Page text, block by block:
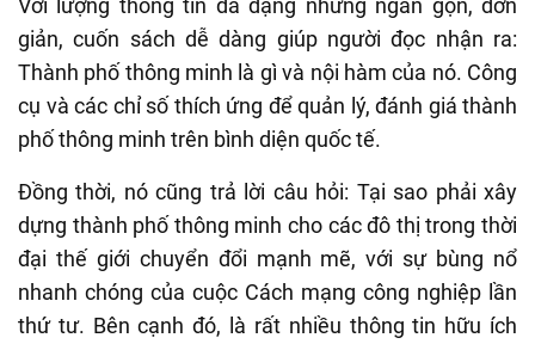
giản, cuốn sách dễ dàng giúp người đọc nhận ra:
Thành phố thông minh là gì và nội hàm của nó. Công
cụ và các chỉ số thích ứng để quản lý, đánh giá thành
phố thông minh trên bình diện quốc tế.
Đồng thời, nó cũng trả lời câu hỏi: Tại sao phải xây
dựng thành phố thông minh cho các đô thị trong thời
đại thế giới chuyển đổi mạnh mẽ, với sự bùng nổ
nhanh chóng của cuộc Cách mạng công nghiệp lần
thứ tư. Bên cạnh đó, là rất nhiều thông tin hữu ích